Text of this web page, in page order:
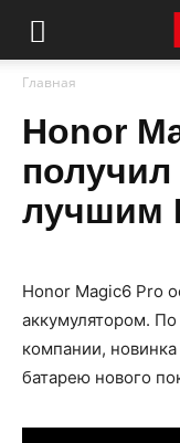
Главная
Honor
получил
лучшим
Honor Magic6 Pro
аккумулятором.
компании,
батарею нового